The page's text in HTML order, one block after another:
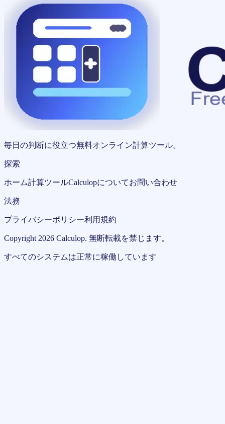
毎日の判断に役立つ無料オンライン計算ツール。
探索
ホーム計算ツールCalculopについてお問い合わせ
法務
プライバシーポリシー利用規約
Copyright 2026 Calculop. 無断転載を禁じます。
すべてのシステムは正常に稼働しています